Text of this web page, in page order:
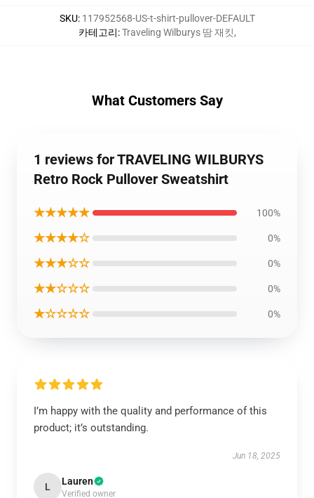
SKU: 117952568-US-t-shirt-pullover-DEFAULT
카테고리:Traveling Wilburys 땀 재킷,
What Customers Say
1 reviews for TRAVELING WILBURYS
Retro Rock Pullover Sweatshirt
★★★★★ 100%
★★★★☆ 0%
★★★☆☆ 0%
★★☆☆☆ 0%
★☆☆☆☆ 0%
I’m happy with the quality and performance of this
product; it’s outstanding.
Jun 18, 2025
L Lauren
Verified owner